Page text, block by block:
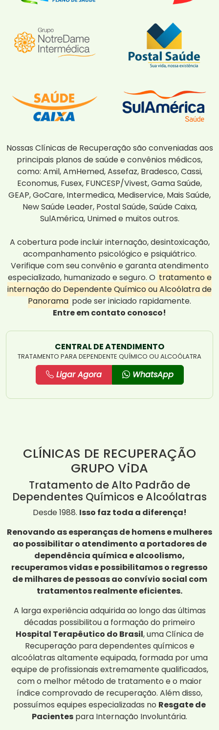
Nossas Clínicas de Recuperação são conveniadas aos
principais planos de saúde e convênios médicos,
como: Amil, AmHemed, Assefaz, Bradesco, Cassi,
Economus, Fusex, FUNCESP/Vivest, Gama Saúde,
GEAP, GoCare, Intermedica, Mediservice, Mais Saúde,
New Saúde Leader, Postal Saúde, Saúde Caixa,
SulAmérica, Unimed e muitos outros.
A cobertura pode incluir internação, desintoxicação,
acompanhamento psicológico e psiquiátrico.
Verifique com seu convênio e garanta atendimento
especializado, humanizado e seguro. O tratamento e
internação do Dependente Químico ou Alcoólatra de
Panorama pode ser iniciado rapidamente.
Entre em contato conosco!
CENTRAL DE ATENDIMENTO
TRATAMENTO PARA DEPENDENTE QUÍMICO OU ALCOÓLATRA
Ligar Agora WhatsApp
CLÍNICAS DE RECUPERAÇÃO
GRUPO ViDA
Tratamento de Alto Padrão de
Dependentes Químicos e Alcoólatras
Desde 1988. Isso faz toda a diferença!
Renovando as esperanças de homens e mulheres
ao possibilitar o atendimento a portadores de
dependência química e alcoolismo,
recuperamos vidas e possibilitamos o regresso
de milhares de pessoas ao convívio social com
tratamentos realmente eficientes.
A larga experiência adquirida ao longo das últimas
décadas possibilitou a formação do primeiro
Hospital Terapêutico do Brasil, uma Clínica de
Recuperação para dependentes químicos e
alcoólatras altamente equipada, formada por uma
equipe de profissionais extremamente qualificados,
com o melhor método de tratamento e o maior
índice comprovado de recuperação. Além disso,
possuímos equipes especializadas no Resgate de
Pacientes para Internação Involuntária.